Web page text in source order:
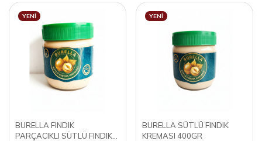
BURELLA FINDIK
PARÇACIKLI SÜTLÜ FINDIK
YENI
BURELLA SÜTLÜ FINDIK
KREMASI 400GR
YENI